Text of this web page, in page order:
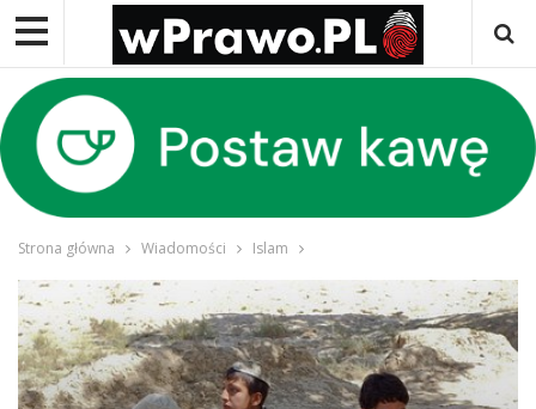
Strona główna Wiadomości Islam